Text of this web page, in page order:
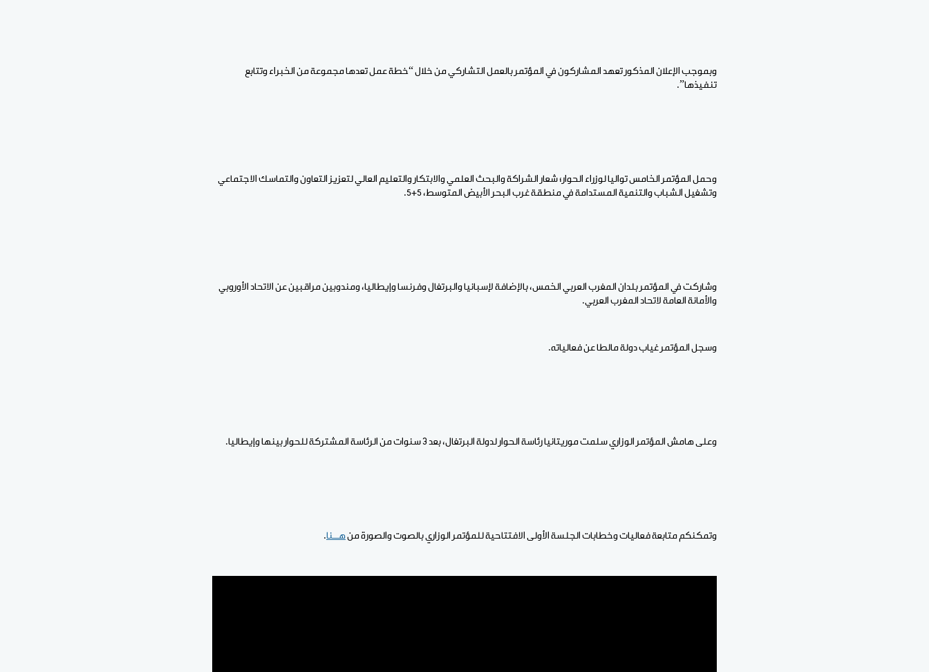
وبموجب الإعلان المذكور تعهد المشاركون في المؤتمر بالعمل التشاركي من خلال “خطة عمل تعدها مجموعة من الخبراء وتتابع
تنفيذها”.
وحمل المؤتمر الخامس تواليا لوزراء الحوار؛ شعار الشراكة والبحث العلمي والابتكار والتعليم العالي لتعزيز التعاون والتماسك الاجتماعي
وتشغيل الشباب والتنمية المستدامة في منطقة غرب البحر الأبيض المتوسط، 5+5.
وشاركت في المؤتمر بلدان المغرب العربي الخمس، بالإضافة لإسبانيا والبرتغال وفرنسا وإيطاليا، ومندوبين مراقبين عن الاتحاد الأوروبي
والأمانة العامة لاتحاد المغرب العربي.
وسجل المؤتمر غياب دولة مالطا عن فعالياته.
وعلى هامش المؤتمر الوزاري سلمت موريتانيا رئاسة الحوار لدولة البرتغال، بعد 3 سنوات من الرئاسة المشتركة للحوار بينها وإيطاليا.
وتمكنكم متابعة فعاليات وخطابات الجلسة الأولى الافتتاحية للمؤتمر الوزاري بالصوت والصورة منهــنا.